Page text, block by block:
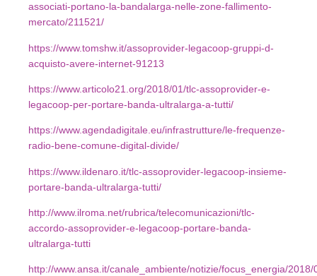
associati-portano-la-bandalarga-nelle-zone-fallimento-
mercato/211521/
https://www.tomshw.it/assoprovider-legacoop-gruppi-d-
acquisto-avere-internet-91213
https://www.articolo21.org/2018/01/tlc-assoprovider-e-
legacoop-per-portare-banda-ultralarga-a-tutti/
https://www.agendadigitale.eu/infrastrutture/le-frequenze-
radio-bene-comune-digital-divide/
https://www.ildenaro.it/tlc-assoprovider-legacoop-insieme-
portare-banda-ultralarga-tutti/
http://www.ilroma.net/rubrica/telecomunicazioni/tlc-
accordo-assoprovider-e-legacoop-portare-banda-
ultralarga-tutti
http://www.ansa.it/canale_ambiente/notizie/focus_energia/2018/